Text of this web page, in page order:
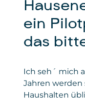
ein
das
Ich seh´ mich
Jahren werden
Haushalten